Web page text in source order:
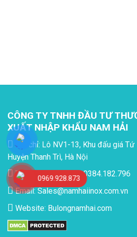
CÔNG TY TNHH ĐẦU TƯ
XUẤT NHẬP KHẨU NAM HẢI
Địa chỉ: Lô NV1-13, Khu đấu giá Tứ
Huyện Thanh Trì, Hà Nội
Tel: 0969.928.873 - 0384.182.796
Email: Sales@namhaiinox.com.vn
Website: Bulongnamhai.com
0969.928.873